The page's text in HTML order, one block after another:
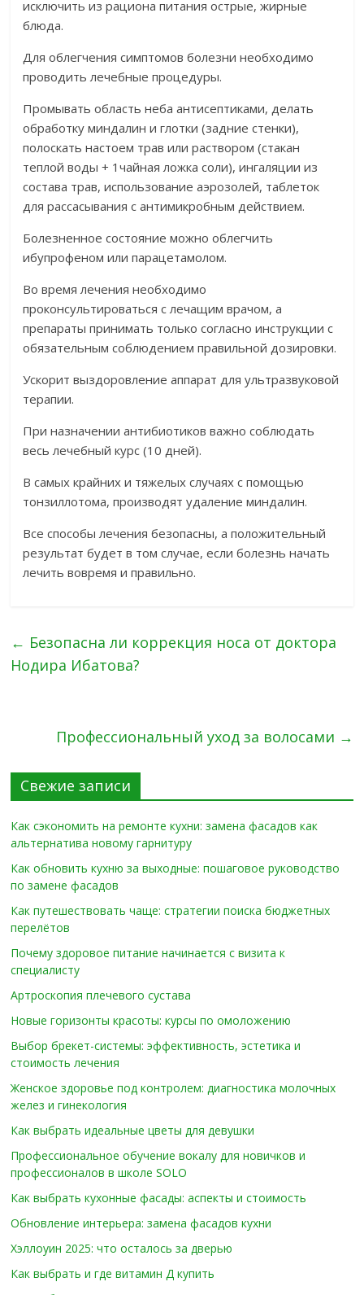
исключить из рациона питания острые, жирные
блюда.
Для облегчения симптомов болезни необходимо
проводить лечебные процедуры.
Промывать область неба антисептиками, делать
обработку миндалин и глотки (задние стенки),
полоскать настоем трав или раствором (стакан
теплой воды + 1чайная ложка соли), ингаляции из
состава трав, использование аэрозолей, таблеток
для рассасывания с антимикробным действием.
Болезненное состояние можно облегчить
ибупрофеном или парацетамолом.
Во время лечения необходимо
проконсультироваться с лечащим врачом, а
препараты принимать только согласно инструкции с
обязательным соблюдением правильной дозировки.
Ускорит выздоровление аппарат для ультразвуковой
терапии.
При назначении антибиотиков важно соблюдать
весь лечебный курс (10 дней).
В самых крайних и тяжелых случаях с помощью
тонзиллотома, производят удаление миндалин.
Все способы лечения безопасны, а положительный
результат будет в том случае, если болезнь начать
лечить вовремя и правильно.
← Безопасна ли коррекция носа от доктора
Нодира Ибатова?
Профессиональный уход за волосами →
Свежие записи
Как сэкономить на ремонте кухни: замена фасадов как
альтернатива новому гарнитуру
Как обновить кухню за выходные: пошаговое руководство
по замене фасадов
Как путешествовать чаще: стратегии поиска бюджетных
перелётов
Почему здоровое питание начинается с визита к
специалисту
Артроскопия плечевого сустава
Новые горизонты красоты: курсы по омоложению
Выбор брекет-системы: эффективность, эстетика и
стоимость лечения
Женское здоровье под контролем: диагностика молочных
желез и гинекология
Как выбрать идеальные цветы для девушки
Профессиональное обучение вокалу для новичков и
профессионалов в школе SOLO
Как выбрать кухонные фасады: аспекты и стоимость
Обновление интерьера: замена фасадов кухни
Хэллоуин 2025: что осталось за дверью
Как выбрать и где витамин Д купить